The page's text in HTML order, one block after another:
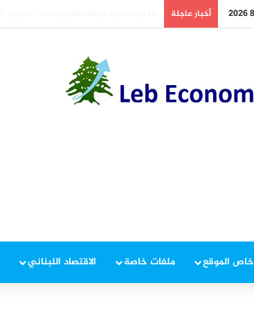
أخبار عاجلة
خاص الموقع ملفات خاصة الاقتصاد اللبناني